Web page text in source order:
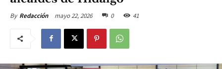
By Redacción mayo 22, 2026 0 41